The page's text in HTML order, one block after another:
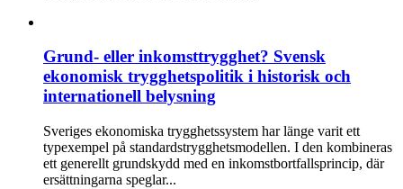
Grund- eller inkomsttrygghet? Svensk
ekonomisk trygghetspolitik i historisk och
internationell belysning
Sveriges ekonomiska trygghetssystem har länge varit ett
typexempel på standardstrygghetsmodellen. I den kombineras
ett generellt grundskydd med en inkomstbortfallsprincip, där
ersättningarna speglar...